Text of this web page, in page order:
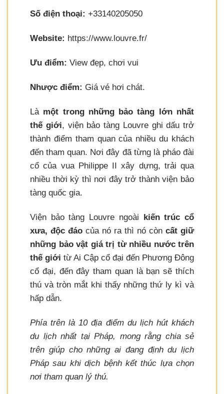
Số điện thoại: +33140205050
Website: https://www.louvre.fr/
Ưu điểm: View đẹp, chơi vui
Nhược điểm: Giá vé hơi chát.
Là một trong những bảo tàng lớn nhất
thế giới, viện bảo tàng Louvre ghi dấu trở
thành điểm tham quan của nhiều du khách
đến tham quan. Nơi đây đã từng là pháo đài
cổ của vua Philippe II xây dựng, trải qua
nhiều thời kỳ thì nơi đây trở thành viện bảo
tàng quốc gia.
Viện bảo tàng Louvre ngoài kiến trúc cổ
xưa, độc đáo của nó ra thì nó còn cất giữ
những bảo vật giá trị từ nhiều nước trên
thế giới từ Ai Cập cổ đại đến Phương Đông
cổ đại, đến đây tham quan là bạn sẽ thích
thú và tròn mắt khi thấy những thứ ly kì và
hấp dẫn.
Phía trên là 10 địa điểm du lịch hút khách
du lịch nhất tại Pháp, mong rằng chia sẻ
trên giúp cho những ai đang định du lịch
Pháp sau khi dịch bệnh kết thúc lựa chọn
nơi tham quan lý thú.